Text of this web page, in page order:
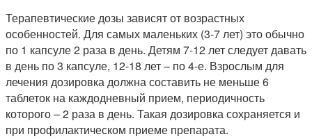
Терапевтические дозы зависят от возрастных
особенностей. Для самых маленьких (3-7 лет) это обычно
по 1 капсуле 2 раза в день. Детям 7-12 лет следует давать
в день по 3 капсуле, 12-18 лет – по 4-е. Взрослым для
лечения дозировка должна составить не меньше 6
таблеток на каждодневный прием, периодичность
которого – 2 раза в день. Такая дозировка сохраняется и
при профилактическом приеме препарата.